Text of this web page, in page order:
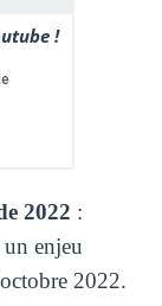
!
2022 :
enjeu
2022.